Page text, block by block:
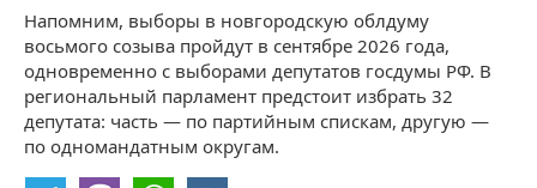
Напомним, выборы в новгородскую облдуму
восьмого созыва пройдут в сентябре 2026 года,
одновременно с выборами депутатов госдумы РФ. В
региональный парламент предстоит избрать 32
депутата: часть — по партийным спискам, другую —
по одномандатным округам.